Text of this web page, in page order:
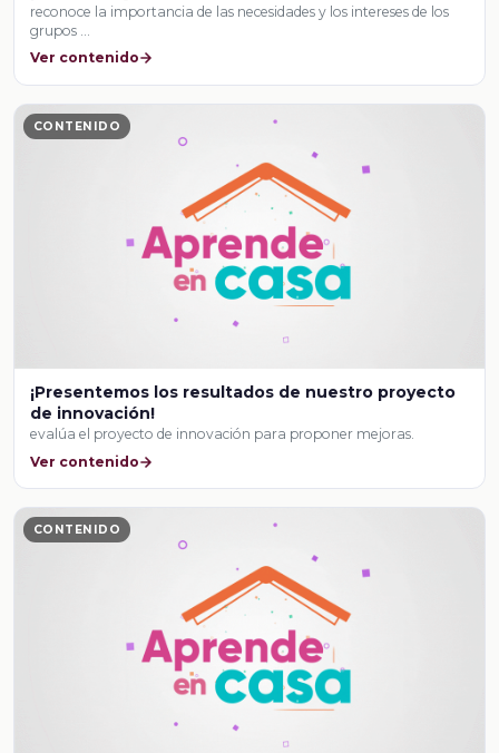
reconoce la importancia de las necesidades y los intereses de los
grupos …
Ver contenido
CONTENIDO
¡Presentemos los resultados de nuestro proyecto
de innovación!
evalúa el proyecto de innovación para proponer mejoras.
Ver contenido
CONTENIDO